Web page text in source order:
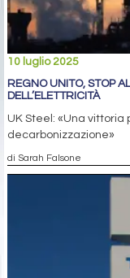
10 luglio 2025
REGNO UNITO, STOP
DELL’ELETTRICITÀ
UK Steel: «Una
decarbonizzazione»
di Sarah Falsone